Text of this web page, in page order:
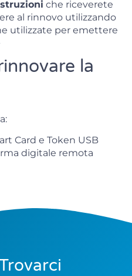
che riceverete
al rinnovo utilizzando
utilizzate per emettere
la
Card e Token USB
digitale remota